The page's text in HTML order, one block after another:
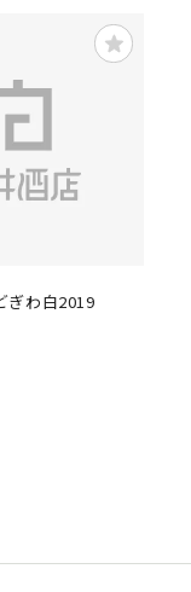
ぎわ白2019